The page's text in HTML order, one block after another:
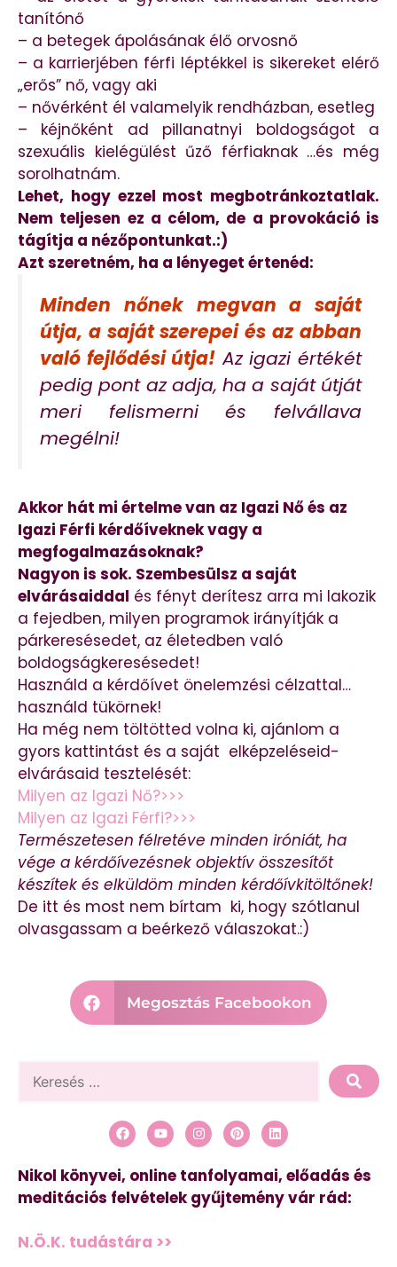
tanítónő
– a betegek ápolásának élő orvosnő
– a karrierjében férfi léptékkel is sikereket elérő
„erős” nő, vagy aki
– nővérként él valamelyik rendházban, esetleg
– kéjnőként ad pillanatnyi boldogságot a
szexuális kielégülést űző férfiaknak …és még
sorolhatnám.
Lehet, hogy ezzel most megbotránkoztatlak.
Nem teljesen ez a célom, de a provokáció is
tágítja a nézőpontunkat.:)
Azt szeretném, ha a lényeget értenéd:
Minden nőnek megvan a saját
útja, a saját szerepei és az abban
való fejlődési útja! Az igazi értékét
pedig pont az adja, ha a saját útját
meri felismerni és felvállava
megélni!
Akkor hát mi értelme van az Igazi Nő és az
Igazi Férfi kérdőíveknek vagy a
megfogalmazásoknak?
Nagyon is sok. Szembesülsz a saját
elvárásaiddal és fényt derítesz arra mi lakozik
a fejedben, milyen programok irányítják a
párkeresésedet, az életedben való
boldogságkeresésedet!
Használd a kérdőívet önelemzési célzattal…
használd tükörnek!
Ha még nem töltötted volna ki, ajánlom a
gyors kattintást és a saját elképzeléseid-
elvárásaid tesztelését:
Milyen az Igazi Nő?>>>
Milyen az Igazi Férfi?>>>
Természetesen félretéve minden iróniát, ha
vége a kérdőívezésnek objektív összesítőt
készítek és elküldöm minden kérdőívkitöltőnek!
De itt és most nem bírtam ki, hogy szótlanul
olvasgassam a beérkező válaszokat.:)
Megosztás Facebookon
Nikol könyvei, online tanfolyamai, előadás és
meditációs felvételek gyűjtemény vár rád:
N.Ö.K. tudástára >>